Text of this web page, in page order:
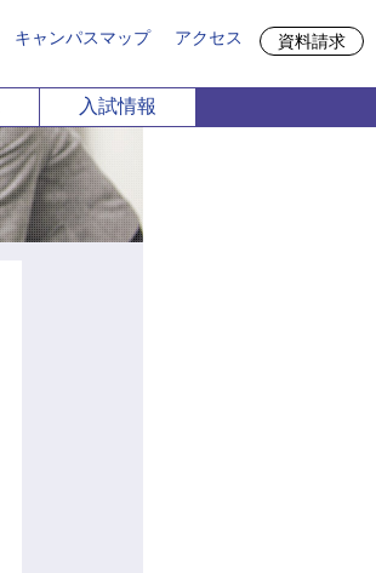
共通教育機構
留学生別科
入試情報
キャンパスマップ アクセス 資料請求